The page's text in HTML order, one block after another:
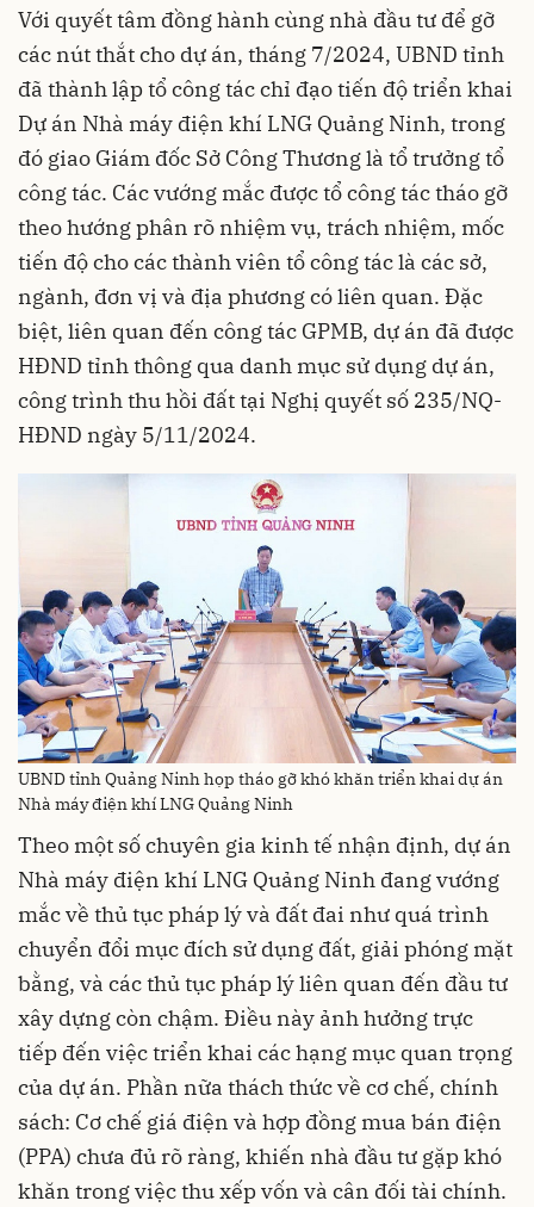
Với quyết tâm đồng hành cùng nhà đầu tư để gỡ
các nút thắt cho dự án, tháng 7/2024, UBND tỉnh
đã thành lập tổ công tác chỉ đạo tiến độ triển khai
Dự án Nhà máy điện khí LNG Quảng Ninh, trong
đó giao Giám đốc Sở Công Thương là tổ trưởng tổ
công tác. Các vướng mắc được tổ công tác tháo gỡ
theo hướng phân rõ nhiệm vụ, trách nhiệm, mốc
tiến độ cho các thành viên tổ công tác là các sở,
ngành, đơn vị và địa phương có liên quan. Đặc
biệt, liên quan đến công tác GPMB, dự án đã được
HĐND tỉnh thông qua danh mục sử dụng dự án,
công trình thu hồi đất tại Nghị quyết số 235/NQ-
HĐND ngày 5/11/2024.
UBND tỉnh Quảng Ninh họp tháo gỡ khó khăn triển khai dự án
Nhà máy điện khí LNG Quảng Ninh
Theo một số chuyên gia kinh tế nhận định, dự án
Nhà máy điện khí LNG Quảng Ninh đang vướng
mắc về thủ tục pháp lý và đất đai như quá trình
chuyển đổi mục đích sử dụng đất, giải phóng mặt
bằng, và các thủ tục pháp lý liên quan đến đầu tư
xây dựng còn chậm. Điều này ảnh hưởng trực
tiếp đến việc triển khai các hạng mục quan trọng
của dự án. Phần nữa thách thức về cơ chế, chính
sách: Cơ chế giá điện và hợp đồng mua bán điện
(PPA) chưa đủ rõ ràng, khiến nhà đầu tư gặp khó
khăn trong việc thu xếp vốn và cân đối tài chính.